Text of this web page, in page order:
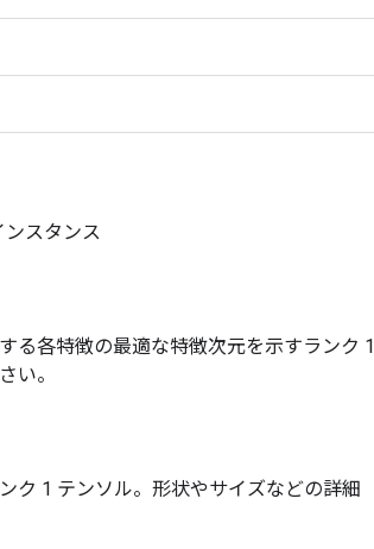
ンスタンス
る各特徴の最適な特徴次元を示すランク 1
い。
ク 1 テンソル。形状やサイズなどの詳細